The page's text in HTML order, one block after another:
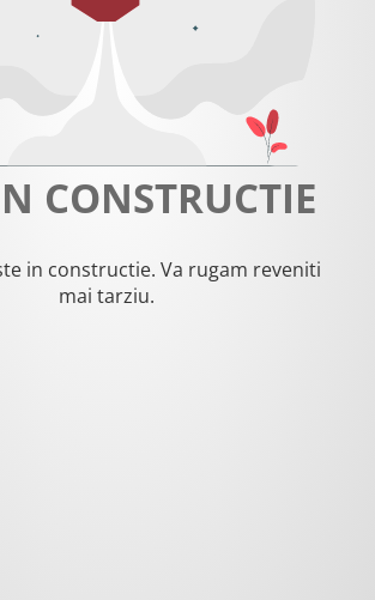
CONSTRUCTIE
in constructie. Va rugam reveniti
mai tarziu.